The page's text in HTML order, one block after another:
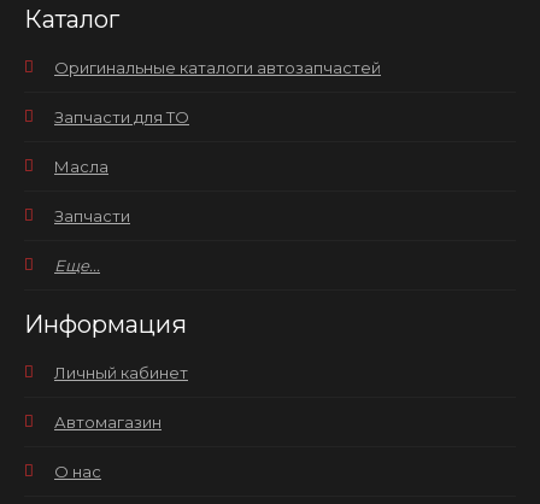
Каталог
Оригинальные каталоги автозапчастей
Запчасти для ТО
Масла
Запчасти
Еще...
Информация
Личный кабинет
Автомагазин
О нас